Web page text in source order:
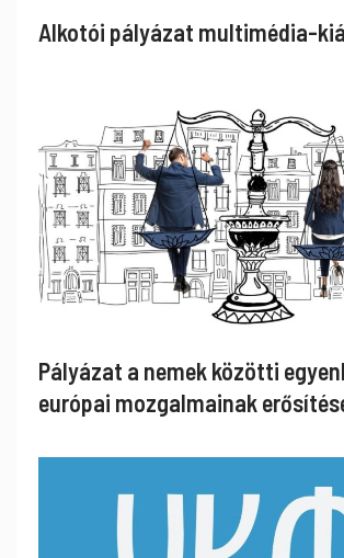
Alkotói pályázat multimédia-
Pályázat a nemek közötti
európai mozgalmainak